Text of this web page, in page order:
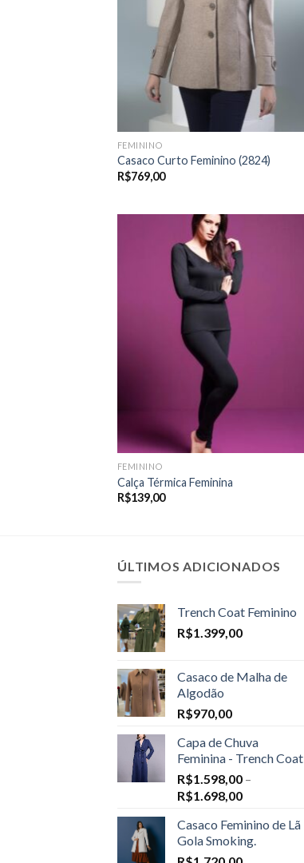
FEMININO
Casaco Curto Feminino (2824)
R$769,00
FEMININO
Calça Térmica Feminina
R$139,00
ÚLTIMOS ADICIONADOS
Trench Coat Feminino
R$1.399,00
Casaco de Malha de
Algodão
R$970,00
Capa de Chuva
Feminina - Trench Coat
R$1.598,00 –
R$1.698,00Price
R$1.598,00
through
Casaco Feminino de Lã
Gola Smoking.